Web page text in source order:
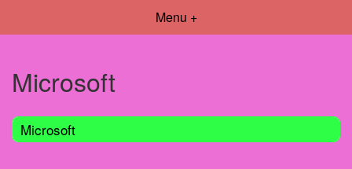
Menu +
Microsoft
Microsoft